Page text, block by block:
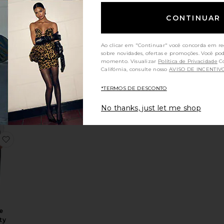
Skirt
Straight Leg Jean
CONTINUAR
Ao clicar em "Continuar" você concorda em
sobre novidades, ofertas e promoções. Você
momento. Visualizar Política de Privacidade Consumidores da
Califórnia, consulte nossoAVISO DE
*TERMOS DE DESCONTO
No thanks, just let me shop